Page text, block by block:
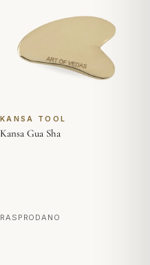
KANSA TOOL
Kansa Gua Sha
RASPRODANO